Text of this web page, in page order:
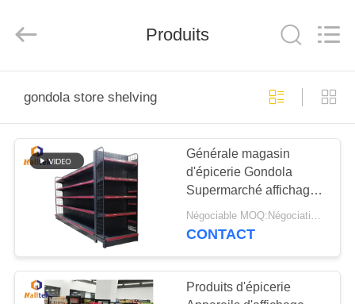
PRODUITS
VIDÉOS
SUJET
DE
Supply
China
Produits
gondola store shelving
Générale magasin
d'épicerie Gondola
Supermarché affichage
des étagères Signes
pour la longévité
Négociable MOQ:Négociations
CONTACT
Produits d'épicerie